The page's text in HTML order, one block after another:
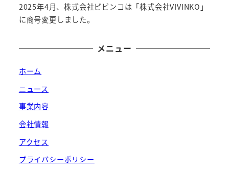
2025年4月、株式会社ビビンコは「株式会社VIVINKO」
に商号変更しました。
メニュー
ホーム
ニュース
事業内容
会社情報
アクセス
プライバシーポリシー